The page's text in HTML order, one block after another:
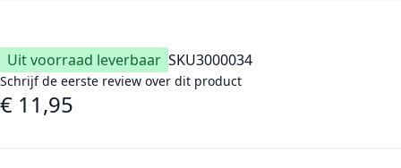
Uit voorraad leverbaar SKU3000034
Schrijf de eerste review over dit product
Vanaf
€ 11,95